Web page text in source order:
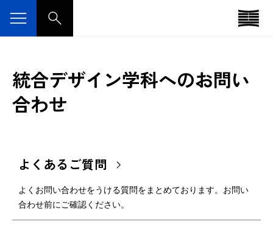
統合デザイン学科へのお問い
合わせ
よくあるご質問
よくお問い合わせをうける質問をまとめております。お問い
合わせ前にご確認ください。